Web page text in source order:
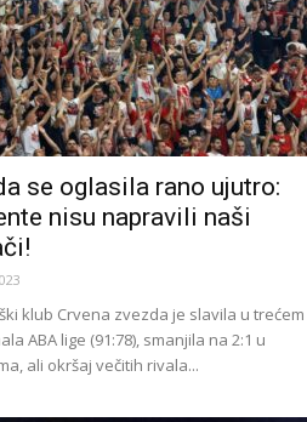
se oglasila rano ujutro:
nisu napravili naši
klub Crvena zvezda je slavila u trećem
ABA lige (91:78), smanjila na 2:1 u
ali okršaj večitih rivala...